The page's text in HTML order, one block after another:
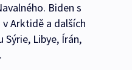
Biden s
Arktidě a dalších
Libye, Írán,